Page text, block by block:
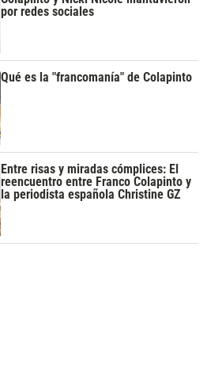
por redes sociales
Qué es la "francomanía" de Colapinto
Entre risas y miradas cómplices: El
reencuentro entre Franco Colapinto y
la periodista española Christine GZ